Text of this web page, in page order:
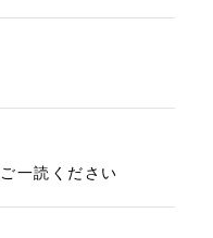
一読ください